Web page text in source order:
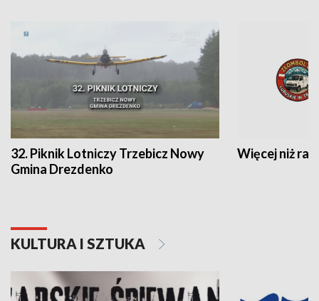
32. Piknik Lotniczy Trzebicz Nowy
Gmina Drezdenko
Więcej niż rajd
KULTURA I SZTUKA